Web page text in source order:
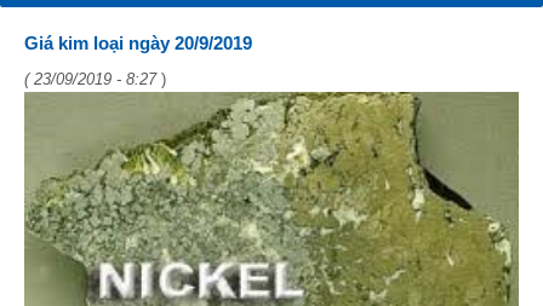
Giá kim loại ngày 20/9/2019
( 23/09/2019 - 8:27)